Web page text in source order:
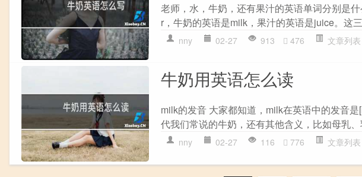
老师，水，牛奶，还有果汁的英语单词分别是
r，牛奶的英语是milk，果汁的英语是juice。这
nny 02-27 913 476 文章列表
牛奶用英语怎么读
milk的发音 大家都知道，milk在英语中的发音
代我们常说的牛奶，还有其他含义，比如母乳
nny 02-27 116 776 文章列表